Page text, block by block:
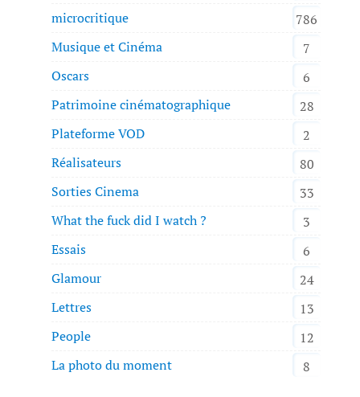
microcritique
786
Musique et Cinéma
7
Oscars
6
Patrimoine cinématographique
28
Plateforme VOD
2
Réalisateurs
80
Sorties Cinema
33
What the fuck did I watch ?
3
Essais
6
Glamour
24
Lettres
13
People
12
La photo du moment
8